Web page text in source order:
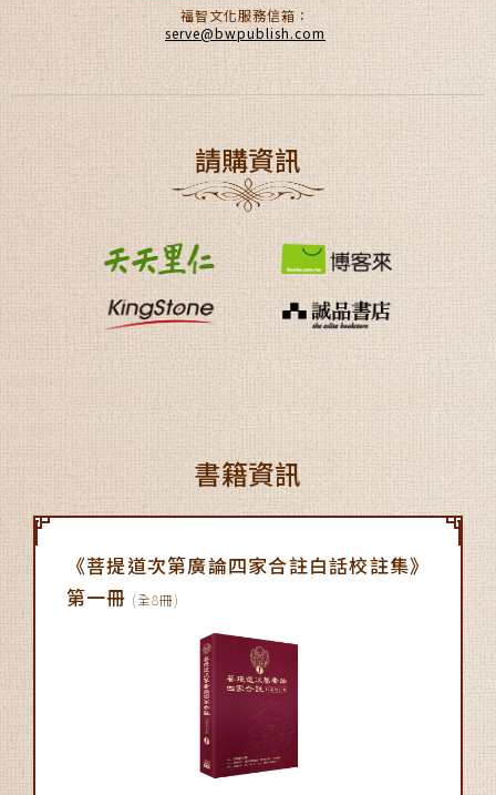
福智文化服務信箱：
serve@bwpublish.com
請購資訊
書籍資訊
《菩提道次第廣論四家合註白話校註集》
第一冊 (全8冊)